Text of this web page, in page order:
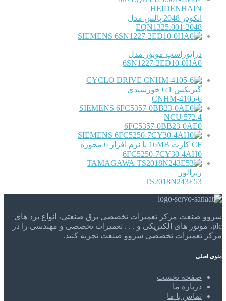
HEIDENHAIN
انکودر 2048 پالس مدل
EQN1325.001-2048
SIEMENS
درایوراسپ موتور مدل
6SN1227-2ED10-0HA0
CYCLO DRIVE
گیربکس 6:1 خورشیدی
CNHM-4105-6
SIEMENS
NCU 572.4
6FC5357-0BB23-0AE0
SIEMENS
CF کارت 16MB با نرم افزار 6 محوره
6FC5250-7CY30-4AH0
TAMAGAWA
ریزالور
TS2018N243E53
سروو صنعت مرکز تعمیرات تخصصی برق صنعتی، انواع برد های
plc، موتور های الکتریکی و . . . تعمیرات تخصصی و مهندسی را در
مرکز تعمیرات تخصصی سروو صنعت تجربه کنید.
منوی اصلی
صفحه نخست
درباره ما
تماس با ما